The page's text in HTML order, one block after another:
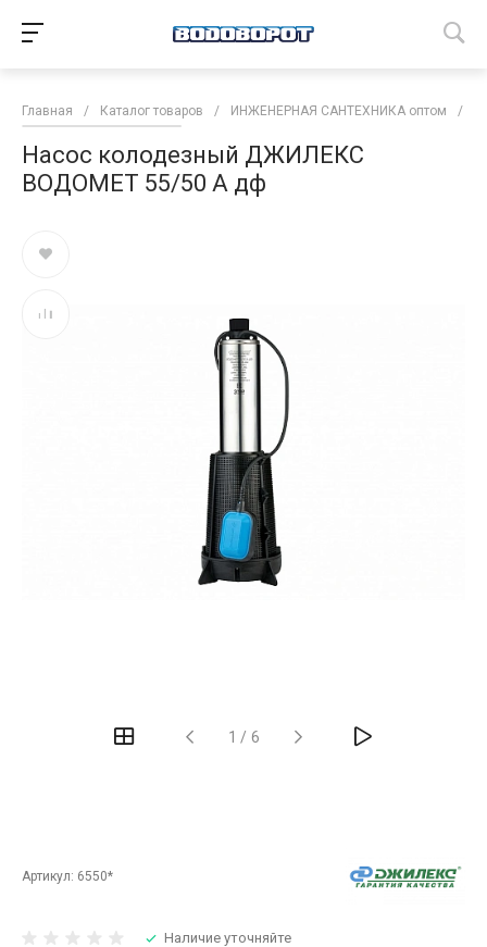
Главная / Каталог товаров / ИНЖЕНЕРНАЯ САНТЕХНИКА оптом /
Насос колодезный ДЖИЛЕКС
ВОДОМЕТ 55/50 А дф
1 / 6
Артикул: 6550*
Наличие уточняйте